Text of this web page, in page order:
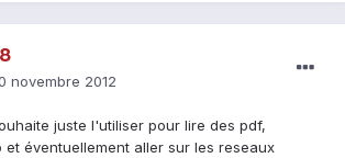
novembre 2012
juste l'utiliser pour lire des pdf,
éventuellement aller sur les reseaux